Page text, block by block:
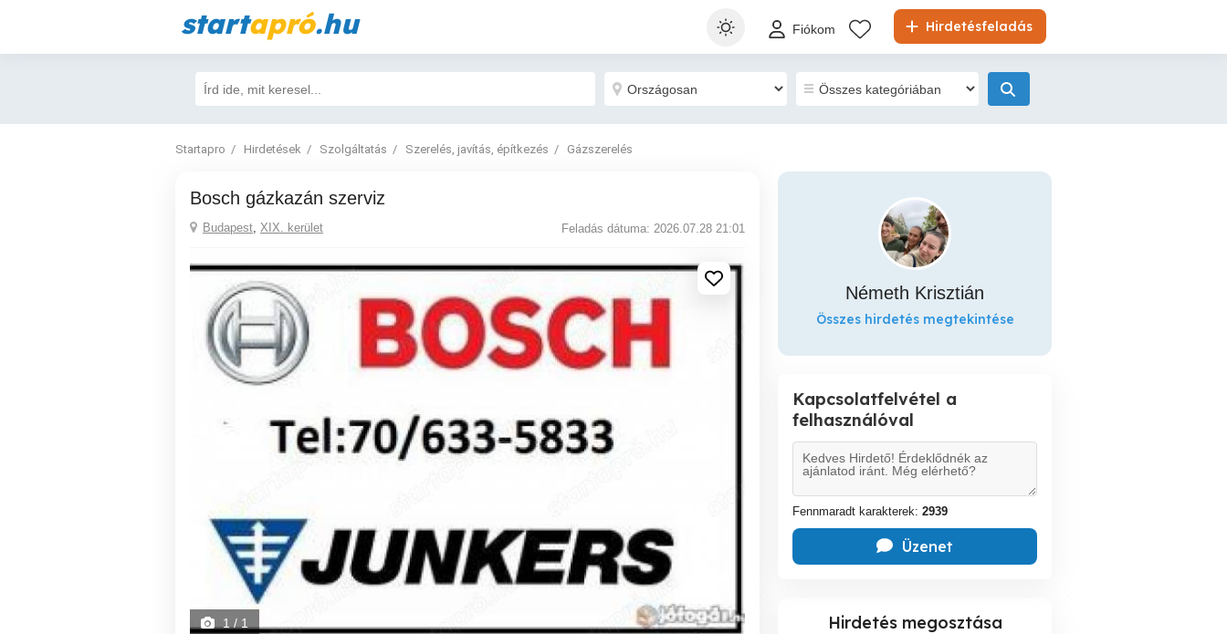
startapró.hu Hirdetésfeladás
Fiókom
Startapro Hirdetések Szolgáltatás Szerelés, javítás, építkezés Gázszerelés
Bosch gázkazán szerviz
Budapest, XIX. kerület Feladás dátuma: 2026.07.28 21:01
1 / 1
Németh Krisztián
Összes hirdetés megtekintése
Kapcsolatfelvétel a
felhasználóval
Fennmaradt karakterek: 2939
Üzenet
Hirdetés megosztása